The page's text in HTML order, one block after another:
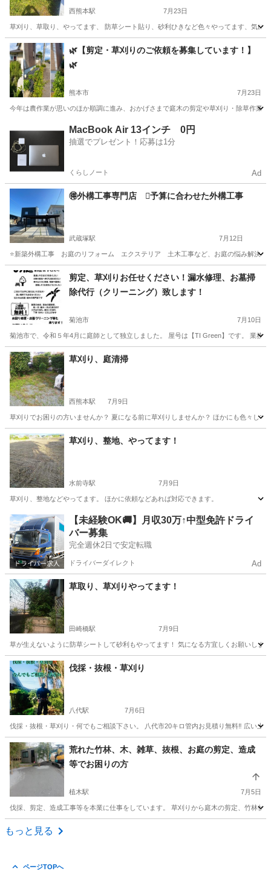
西熊本駅 7月23日
草刈り、草取り、やってます、 防草シート貼り、砂利ひきなど色々やってます、気
熊本 熊本市 西熊本駅 草刈り 砂利
🌿【剪定・草刈りのご依頼を募集しています！】
🌿
熊本市 7月23日
今年は農作業が思いのほか順調に進み、おかげさまで庭木の剪定や草刈り・除草作業
草刈り
MacBook Air 13インチ 0円
抽選でプレゼント！応募は1分
くらしノート Ad
🉐外構工事専門店 🪏予算に合わせた外構工事
武蔵塚駅 7月12日
⭐️新築外構工事 お庭のリフォーム エクステリア 土木工事など、お庭の悩み
熊本 菊池郡 武蔵塚駅 その他 無料
剪定、草刈りお任せください！漏水修理、お墓掃
除代行（クリーニング）致します！
菊池市 7月10日
菊池市で、令和５年4月に庭師として独立しました。 屋号は【TI Green】です。 業務
熊本 菊池市 草刈り 庭師
草刈り、庭清掃
西熊本駅 7月9日
草刈りでお困りの方いませんか？ 夏になる前に草刈りしませんか？ ほかにも色々し
熊本 熊本市 西熊本駅 草刈り 砂利
草刈り、整地、やってます！
水前寺駅 7月9日
草刈り、整地などやってます。 ほかに依頼などあれば対応できます。
熊本 熊本市 水前寺駅 草刈り フェンス
【未経験OK🚚】月収30万↑中型免許ドライ
バー募集
完全週休2日で安定転職
ドライバーダイレクト Ad
草取り、草刈りやってます！
田崎橋駅 7月9日
草が生えないように防草シートして砂利もやってます！ 気になる方宜しくお願いし
熊本 熊本市 田崎橋駅 草刈り
伐採・抜根・草刈り
八代駅 7月6日
伐採・抜根・草刈り・何でもご相談下さい。 八代市20キロ管内お見積り無料‼️ 広い
熊本 八代市 八代駅 その他 無料
荒れた竹林、木、雑草、抜根、お庭の剪定、造成
等でお困りの方
植木駅 7月5日
伐採、剪定、造成工事等を本業に仕事をしています。 草刈りから庭木の剪定、竹林
熊本 熊本市
もっと見る
ページTOPへ